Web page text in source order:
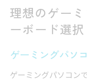
び方
ゲーミング
ゲーミン
理想のゲー
ーボード選択
ゲーミングパソ
ゲーミングパソコン